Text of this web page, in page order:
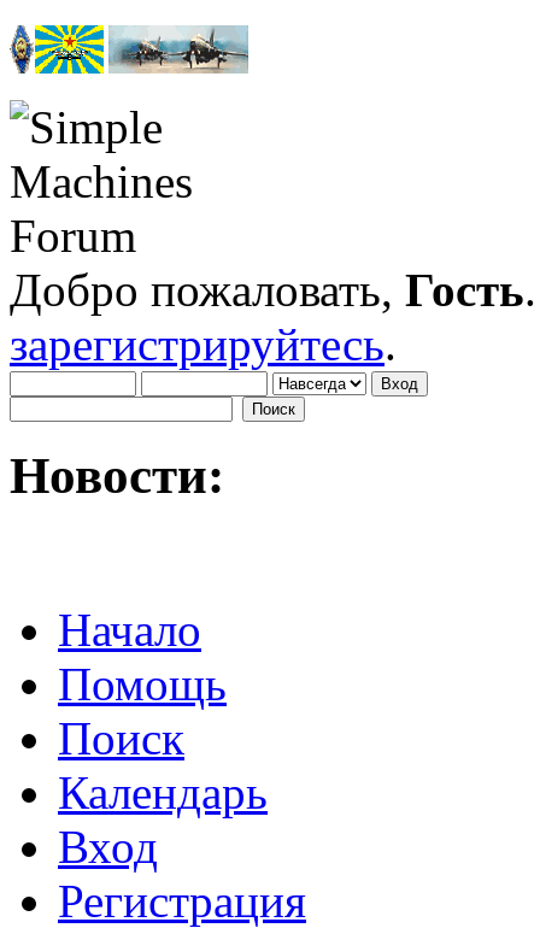
Добро пожаловать, Гость
зарегистрируйтесь.
Новости:
Начало
Помощь
Поиск
Календарь
Вход
Регистрация